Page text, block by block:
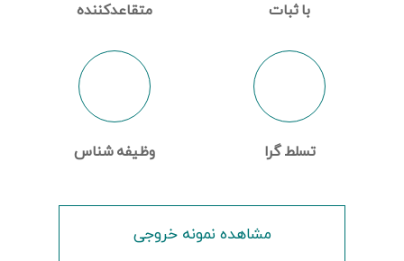
با ثبات متقاعدکننده
تسلط گرا وظیفه شناس
مشاهده نمونه خروجی